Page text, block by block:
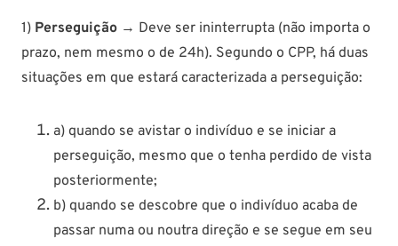
1) Perseguição → Deve ser ininterrupta (não importa o
prazo, nem mesmo o de 24h). Segundo o CPP, há duas
situações em que estará caracterizada a perseguição:
a) quando se avistar o indivíduo e se iniciar a
perseguição, mesmo que o tenha perdido de vista
posteriormente;
b) quando se descobre que o indivíduo acaba de
passar numa ou noutra direção e se segue em seu